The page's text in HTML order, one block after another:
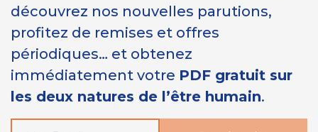
découvrez nos nouvelles parutions,
profitez de remises et offres
périodiques… et obtenez
immédiatement votre PDF gratuit sur
les deux natures de l’être humain.